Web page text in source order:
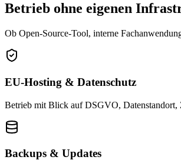
Betrieb ohne eigenen
Ob Open-Source-Tool, interne
EU-Hosting & Datenschutz
Betrieb mit Blick auf DSGVO,
Backups & Updates